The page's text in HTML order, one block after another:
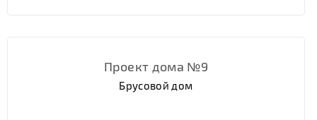
Проект дома №9
Брусовой дом